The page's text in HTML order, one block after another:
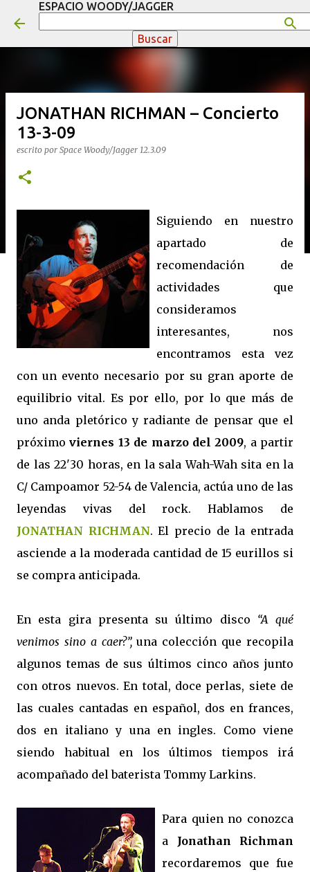
Ir al contenido principal
ESPACIO WOODY/JAGGER
JONATHAN RICHMAN – Concierto
13-3-09
escrito por Space Woody/Jagger 12.3.09
Siguiendo en nuestro
apartado de
recomendación de
actividades que
consideramos
interesantes, nos
encontramos esta vez
con un evento necesario por su gran aporte de
equilibrio vital. Es por ello, por lo que más de
uno anda pletórico y radiante de pensar que el
próximoviernes 13 de marzo del 2009, a partir
de las 22'30 horas, en la sala Wah-Wah sita en la
C/ Campoamor 52-54 de Valencia, actúa uno de las
leyendas vivas del rock. Hablamos de
JONATHAN RICHMAN. El precio de la entrada
asciende a la moderada cantidad de 15 eurillos si
se compra anticipada.
En esta gira presenta su último disco “A qué
venimos sino a caer?”,una colección que recopila
algunos temas de sus últimos cinco años junto
con otros nuevos. En total, doce perlas, siete de
las cuales cantadas en español, dos en frances,
dos en italiano y una en ingles. Como viene
siendo habitual en los últimos tiempos irá
acompañado del baterista Tommy Larkins.
Para quien no conozca
a Jonathan Richman
recordaremos que fue